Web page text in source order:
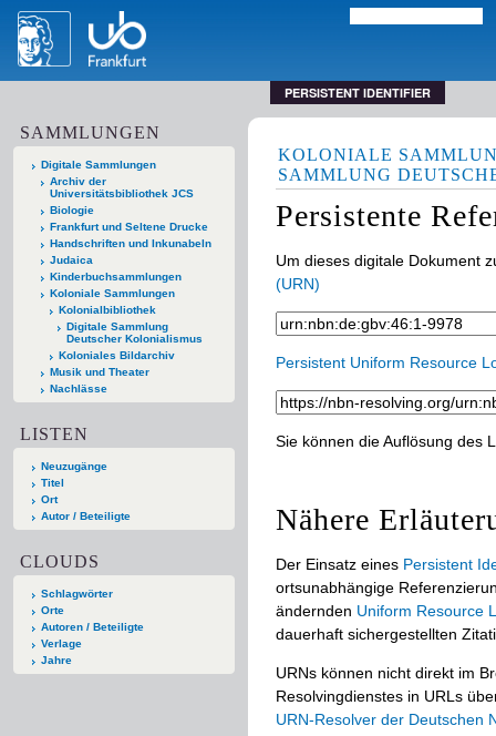
PERSISTENT IDENTIFIER
SAMMLUNGEN
Digitale Sammlungen
Archiv der
Universitätsbibliothek JCS
Biologie
Frankfurt und Seltene Drucke
Handschriften und Inkunabeln
Judaica
Kinderbuchsammlungen
Koloniale Sammlungen
Kolonialbibliothek
Digitale Sammlung
Deutscher Kolonialismus
Koloniales Bildarchiv
Musik und Theater
Nachlässe
LISTEN
Neuzugänge
Titel
Ort
Autor / Beteiligte
CLOUDS
Schlagwörter
Orte
Autoren / Beteiligte
Verlage
Jahre
KOLONIALE
SAMMLUNG
Persistente
Um dieses digitale Dokument
(URN)
Persistent Uniform Resource
Sie können die Auflösung des
Nähere
Der Einsatz eines Persistent
ortsunabhängige
ändernden Uniform Resource
dauerhaft sichergestellten
URNs können nicht direkt im
Resolvingdienstes in URLs
URN-Resolver der Deutschen